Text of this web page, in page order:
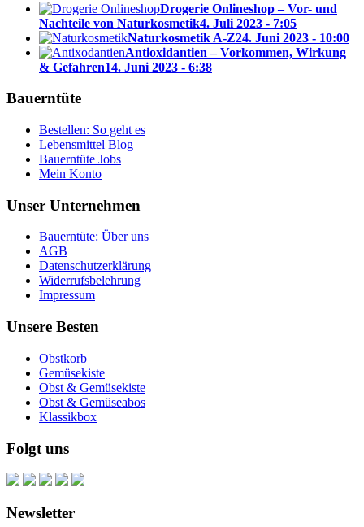
Drogerie Onlineshop – Vor- und
Nachteile von Naturkosmetik4. Juli 2023 - 7:05
Naturkosmetik A-Z24. Juni 2023 - 10:00
Antioxidantien – Vorkommen, Wirkung
& Gefahren14. Juni 2023 - 6:38
Bauerntüte
Bestellen: So geht es
Lebensmittel Blog
Bauerntüte Jobs
Mein Konto
Unser Unternehmen
Bauerntüte: Über uns
AGB
Datenschutzerklärung
Widerrufsbelehrung
Impressum
Unsere Besten
Obstkorb
Gemüsekiste
Obst & Gemüsekiste
Obst & Gemüseabos
Klassikbox
Folgt uns
Newsletter